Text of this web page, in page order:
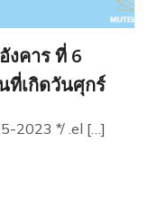
งคาร ที่ 6
ที่เกิดวันศุกร์
2023 */ .el […]